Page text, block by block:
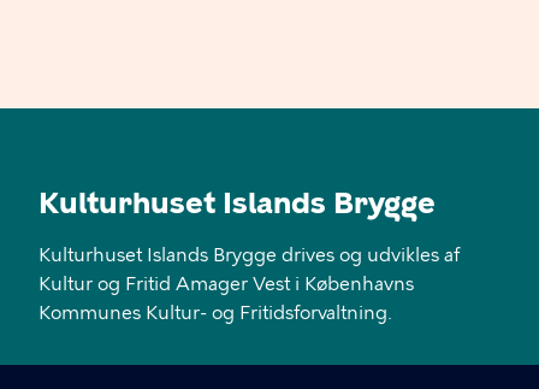
Kulturhuset Islands Brygge
Kulturhuset Islands Brygge drives og udvikles af
Kultur og Fritid Amager Vest i Københavns
Kommunes Kultur- og Fritidsforvaltning.